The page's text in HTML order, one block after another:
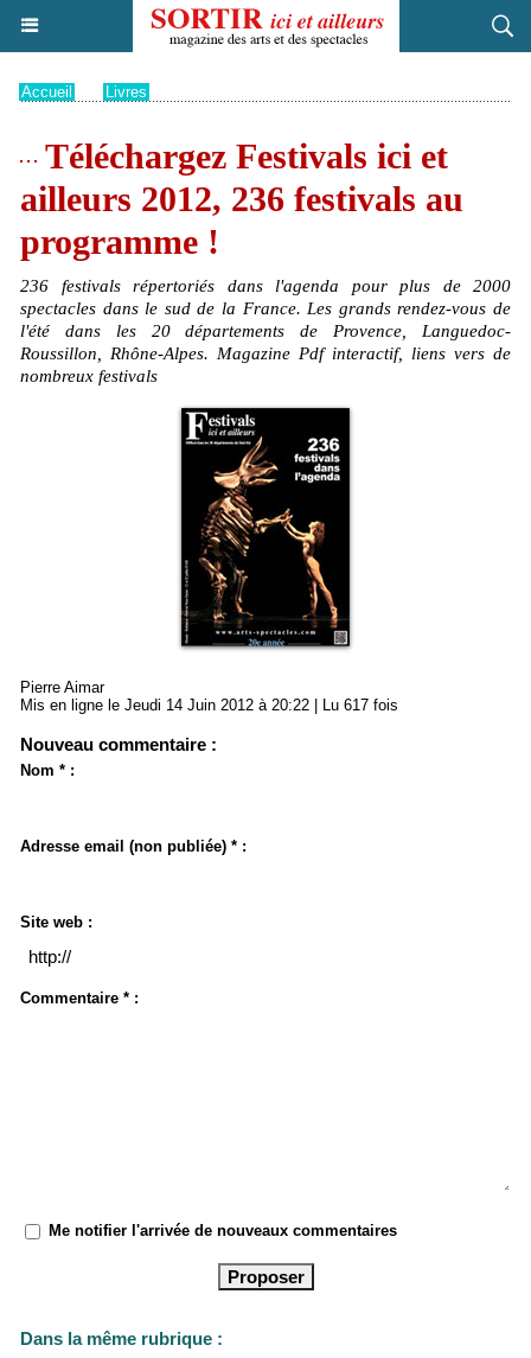
Accueil Livres
Téléchargez Festivals ici et
ailleurs 2012, 236 festivals au
programme !
236 festivals répertoriés dans l'agenda pour plus de 2000
spectacles dans le sud de la France. Les grands rendez-vous de
l'été dans les 20 départements de Provence, Languedoc-
Roussillon, Rhône-Alpes. Magazine Pdf interactif, liens vers de
nombreux festivals
Pierre Aimar
Mis en ligne le Jeudi 14 Juin 2012 à 20:22 | Lu 617 fois
Nouveau commentaire :
Nom * :
Adresse email (non publiée) * :
Site web :
Commentaire * :
Me notifier l'arrivée de nouveaux commentaires
Dans la même rubrique :